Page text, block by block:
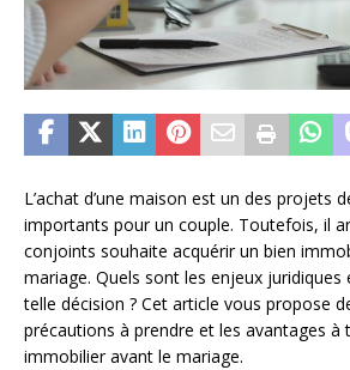
L’achat d’une maison est un des projets
importants pour un couple. Toutefois, il
conjoints souhaite acquérir un bien
mariage. Quels sont les enjeux juridiques
telle décision ? Cet article vous propose
précautions à prendre et les avantages à
immobilier avant le mariage.